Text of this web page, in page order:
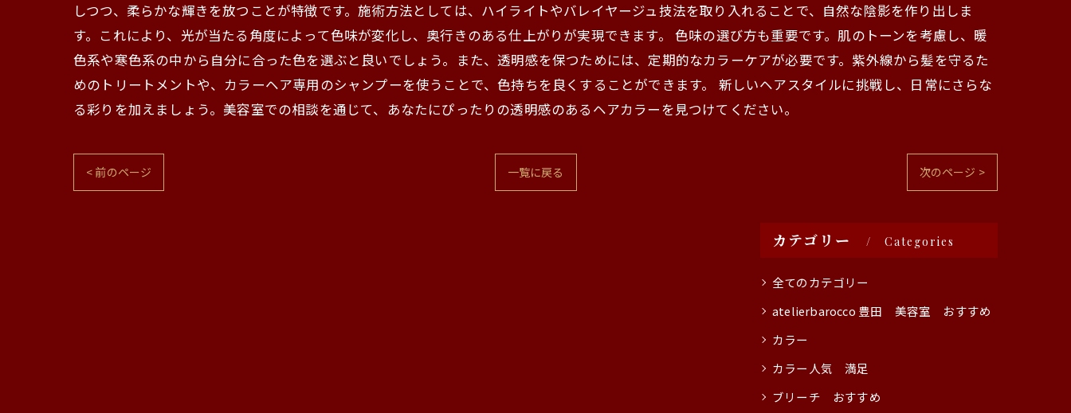
しつつ、柔らかな輝きを放つことが特徴です。施術方法としては、ハイライトやバレイヤージュ技法を取り入れることで、自然な陰影を作り出しま
す。これにより、光が当たる角度によって色味が変化し、奥行きのある仕上がりが実現できます。 色味の選び方も重要です。肌のトーンを考慮し、暖
色系や寒色系の中から自分に合った色を選ぶと良いでしょう。また、透明感を保つためには、定期的なカラーケアが必要です。紫外線から髪を守るた
めのトリートメントや、カラーヘア専用のシャンプーを使うことで、色持ちを良くすることができます。 新しいヘアスタイルに挑戦し、日常にさらな
る彩りを加えましょう。美容室での相談を通じて、あなたにぴったりの透明感のあるヘアカラーを見つけてください。
< 前のページ 一覧に戻る 次のページ >
カテゴリー Categories
全てのカテゴリー
atelierbarocco 豊田 美容室 おすすめ
カラー
カラー人気 満足
ブリーチ おすすめ